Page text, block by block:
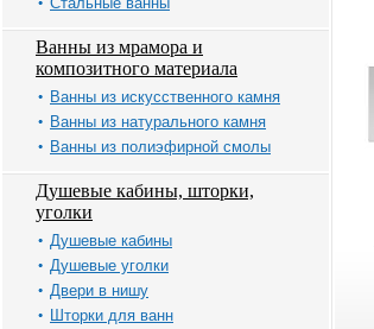
Ванны из мрамора и
композитного материала
Ванны из искусственного камня
Ванны из натурального камня
Ванны из полиэфирной смолы
Душевые кабины, шторки,
уголки
Душевые кабины
Душевые уголки
Двери в нишу
Шторки для ванн